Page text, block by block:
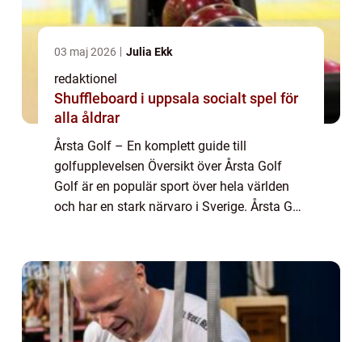
03 maj 2026 Julia Ekk
redaktionel
Shuffleboard i uppsala socialt spel för
alla åldrar
Årsta Golf – En komplett guide till
golfupplevelsen Översikt över Årsta Golf
Golf är en populär sport över hela världen
och har en stark närvaro i Sverige. Årsta Golf